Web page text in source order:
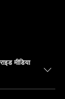
मीडिया